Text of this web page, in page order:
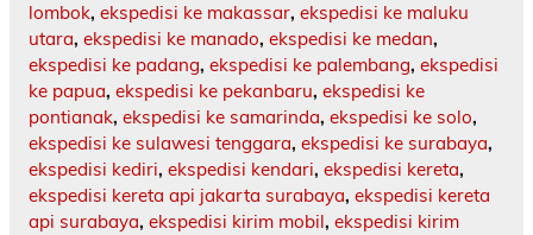
lombok, ekspedisi ke makassar, ekspedisi ke maluku
utara, ekspedisi ke manado, ekspedisi ke medan,
ekspedisi ke padang, ekspedisi ke palembang, ekspedisi
ke papua, ekspedisi ke pekanbaru, ekspedisi ke
pontianak, ekspedisi ke samarinda, ekspedisi ke solo,
ekspedisi ke sulawesi tenggara, ekspedisi ke surabaya,
ekspedisi kediri, ekspedisi kendari, ekspedisi kereta,
ekspedisi kereta api jakarta surabaya, ekspedisi kereta
api surabaya, ekspedisi kirim mobil, ekspedisi kirim